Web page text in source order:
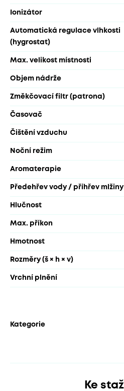
Ionizátor
Automatická regulace vlhkosti
(hygrostat)
Max. velikost místnosti
Objem nádrže
Změkčovací filtr (patrona)
Časovač
Čištění vzduchu
Noční režim
Aromaterapie
Předehřev vody / příhřev mlžiny
Hlučnost
Max. příkon
Hmotnost
Rozměry (š × h × v)
Vrchní plnění
Kategorie
Ke